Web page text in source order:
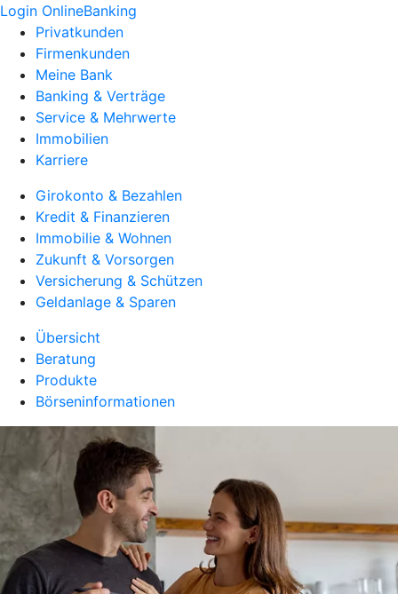
Login OnlineBanking
Privatkunden
Firmenkunden
Meine Bank
Banking & Verträge
Service & Mehrwerte
Immobilien
Karriere
Girokonto & Bezahlen
Kredit & Finanzieren
Immobilie & Wohnen
Zukunft & Vorsorgen
Versicherung & Schützen
Geldanlage & Sparen
Übersicht
Beratung
Produkte
Börseninformationen